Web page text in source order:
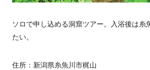
ソロで申し込める洞窟ツアー。入浴後は糸
たい。
住所：新潟県糸魚川市梶山